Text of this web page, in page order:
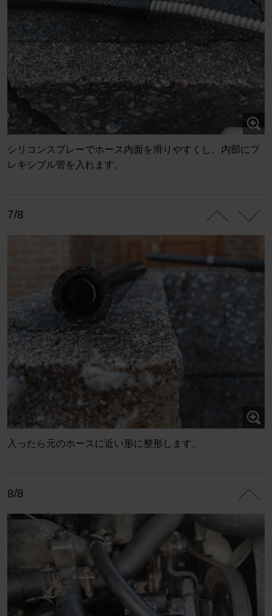
シリコンスプレーでホース内面を滑りやすくし、内部にフ
レキシブル管を入れます。
7/8
入ったら元のホースに近い形に整形します。
8/8